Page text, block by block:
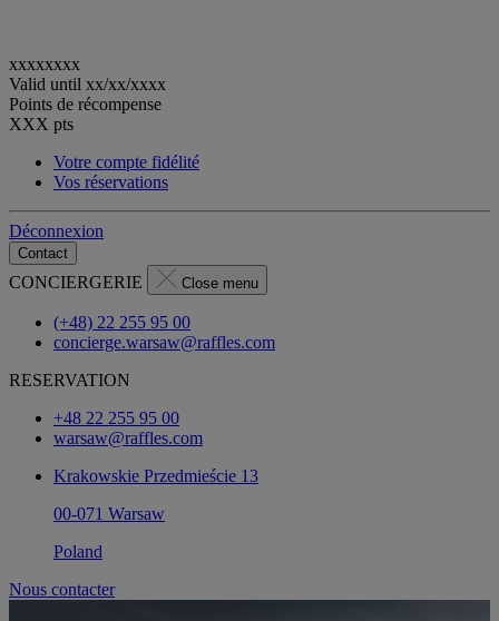
xxxxxxxx
Valid until xx/xx/xxxx
Points de récompense
XXX pts
Votre compte fidélité
Vos réservations
Déconnexion
Contact
CONCIERGERIE Close menu
(+48) 22 255 95 00
concierge.warsaw@raffles.com
RESERVATION
+48 22 255 95 00
warsaw@raffles.com
Krakowskie Przedmieście 13
00-071 Warsaw
Poland
Nous contacter